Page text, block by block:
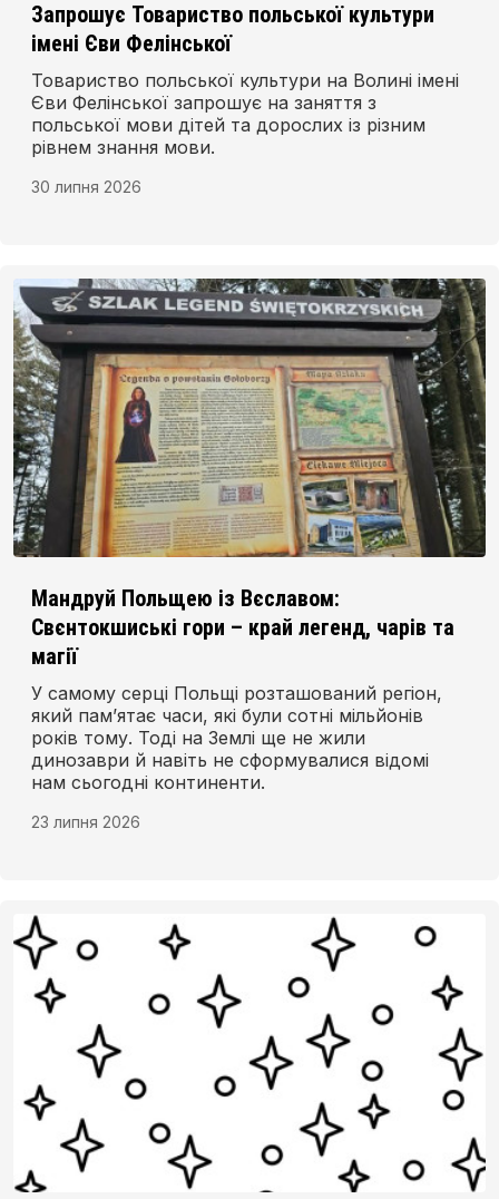
Запрошує Товариство польської культури
імені Єви Фелінської
Товариство польської культури на Волині імені
Єви Фелінської запрошує на заняття з
польської мови дітей та дорослих із різним
рівнем знання мови.
30 липня 2026
Мандруй Польщею із Вєславом:
Свєнтокшиські гори – край легенд, чарів та
магії
У самому серці Польщі розташований регіон,
який пам’ятає часи, які були сотні мільйонів
років тому. Тоді на Землі ще не жили
динозаври й навіть не сформувалися відомі
нам сьогодні континенти.
23 липня 2026